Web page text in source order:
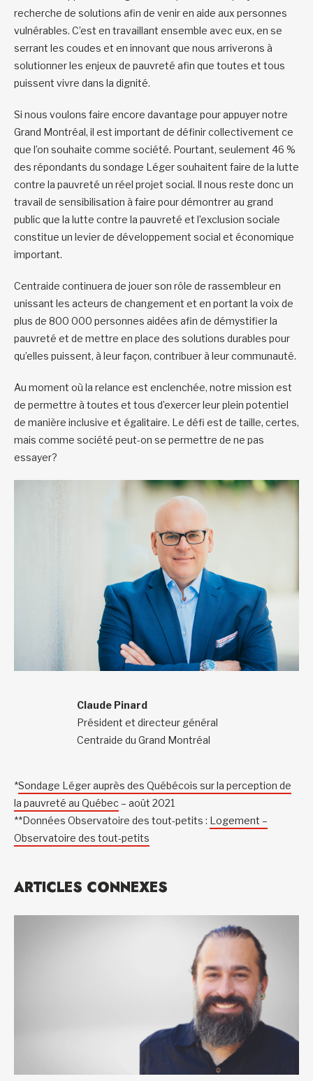
recherche de solutions afin de venir en aide aux personnes
vulnérables. C’est en travaillant ensemble avec eux, en se
serrant les coudes et en innovant que nous arriverons à
solutionner les enjeux de pauvreté afin que toutes et tous
puissent vivre dans la dignité.
Si nous voulons faire encore davantage pour appuyer notre
Grand Montréal, il est important de définir collectivement ce
que l’on souhaite comme société. Pourtant, seulement 46 %
des répondants du sondage Léger souhaitent faire de la lutte
contre la pauvreté un réel projet social. Il nous reste donc un
travail de sensibilisation à faire pour démontrer au grand
public que la lutte contre la pauvreté et l’exclusion sociale
constitue un levier de développement social et économique
important.
Centraide continuera de jouer son rôle de rassembleur en
unissant les acteurs de changement et en portant la voix de
plus de 800 000 personnes aidées afin de démystifier la
pauvreté et de mettre en place des solutions durables pour
qu’elles puissent, à leur façon, contribuer à leur communauté.
Au moment où la relance est enclenchée, notre mission est
de permettre à toutes et tous d’exercer leur plein potentiel
de manière inclusive et égalitaire. Le défi est de taille, certes,
mais comme société peut-on se permettre de ne pas
essayer?
Claude Pinard
Président et directeur général
Centraide du Grand Montréal
*Sondage Léger auprès des Québécois sur la perception de
la pauvreté au Québec – août 2021
**Données Observatoire des tout-petits : Logement –
Observatoire des tout-petits
ARTICLES CONNEXES